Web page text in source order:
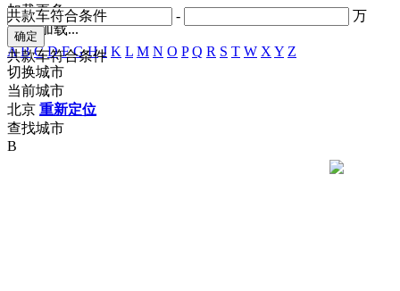
- 万
共款车符合条件
共款车符合条件
加载更多
正在加载...
A B C D F G H J K L M N O P Q R S T W X Y Z
切换城市
当前城市
北京 重新定位
查找城市
B